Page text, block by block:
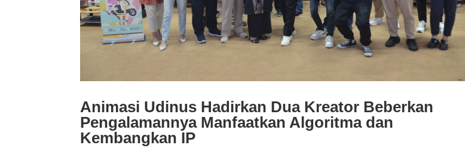
Animasi Udinus Hadirkan Dua Kreator Beberkan
Pengalamannya Manfaatkan Algoritma dan
Kembangkan IP